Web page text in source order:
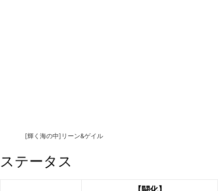
[輝く海の中]リーン&ゲイル
ステータス